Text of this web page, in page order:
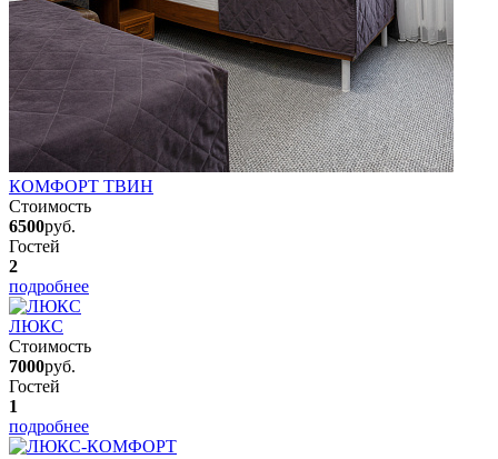
КОМФОРТ ТВИН
Стоимость
6500руб.
Гостей
2
подробнее
ЛЮКС
Стоимость
7000руб.
Гостей
1
подробнее